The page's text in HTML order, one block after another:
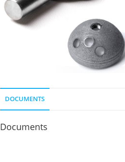
DOCUMENTS
Documents